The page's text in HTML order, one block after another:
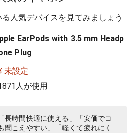
人気デバイスを見てみましょう
EarPods with 3.5 mm Headp
Plug
未設定
人が使用
長時間快適に使える」「安価でコ
聞こえやすい」「軽くて疲れにく